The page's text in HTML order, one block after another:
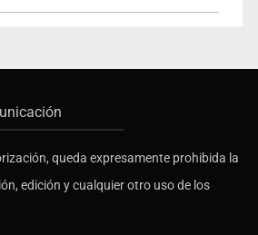
queda expresamente prohibida la
edición y cualquier otro uso de los